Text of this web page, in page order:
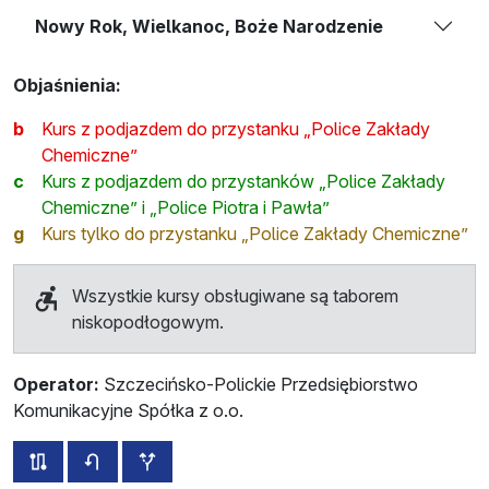
Nowy Rok, Wielkanoc, Boże Narodzenie
Objaśnienia:
b
Kurs z podjazdem do przystanku „Police Zakłady
Chemiczne”
c
Kurs z podjazdem do przystanków „Police Zakłady
Chemiczne” i „Police Piotra i Pawła”
g
Kurs tylko do przystanku „Police Zakłady Chemiczne”
Wszystkie kursy obsługiwane są taborem
niskopodłogowym.
Operator: Szczecińsko-Polickie Przedsiębiorstwo
Komunikacyjne Spółka z o.o.
wszystkie trasy tej linii
rozkład jazdy dla przeciwnego kierunku